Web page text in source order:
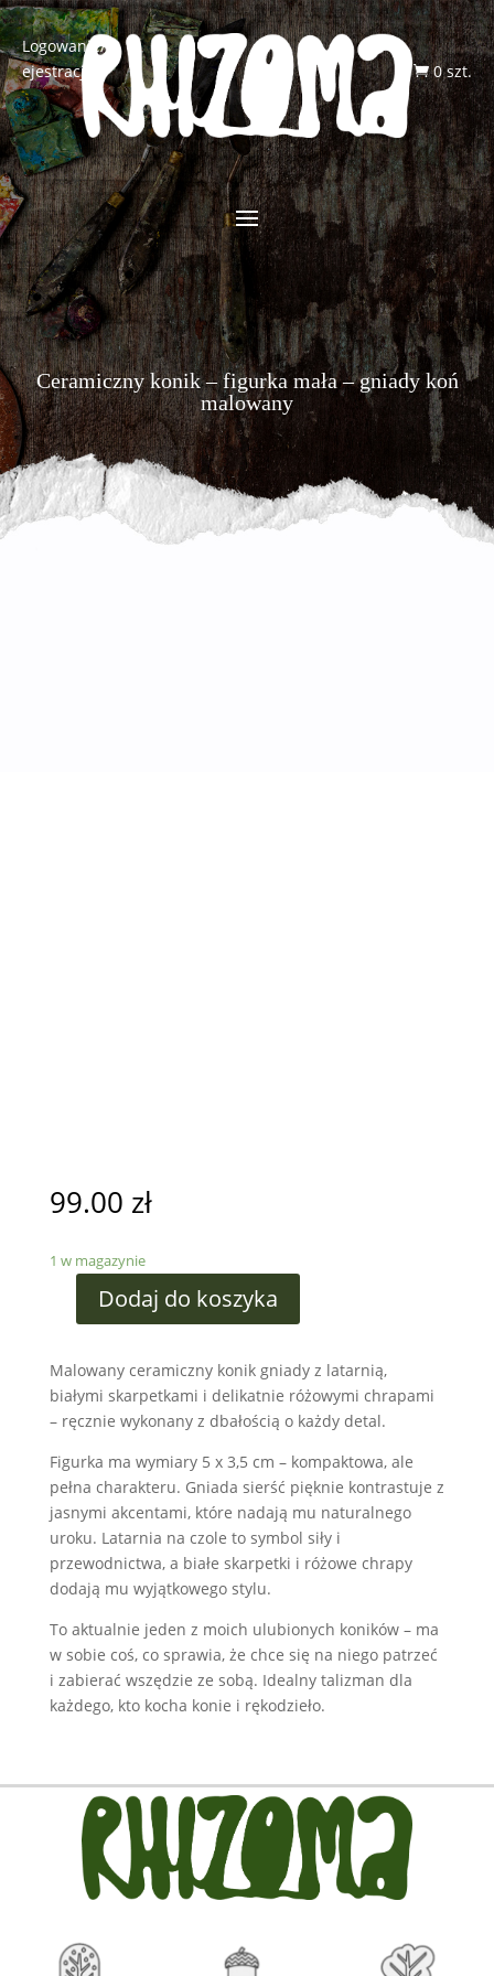
Logowanie/R
ejestracja
 0 szt.
Ceramiczny konik – figurka mała – gniady koń
malowany
99.00 zł
1 w magazynie
Dodaj do koszyka
Malowany ceramiczny konik gniady z latarnią,
białymi skarpetkami i delikatnie różowymi chrapami
– ręcznie wykonany z dbałością o każdy detal.
Figurka ma wymiary 5 x 3,5 cm – kompaktowa, ale
pełna charakteru. Gniada sierść pięknie kontrastuje z
jasnymi akcentami, które nadają mu naturalnego
uroku. Latarnia na czole to symbol siły i
przewodnictwa, a białe skarpetki i różowe chrapy
dodają mu wyjątkowego stylu.
To aktualnie jeden z moich ulubionych koników – ma
w sobie coś, co sprawia, że chce się na niego patrzeć
i zabierać wszędzie ze sobą. Idealny talizman dla
każdego, kto kocha konie i rękodzieło.